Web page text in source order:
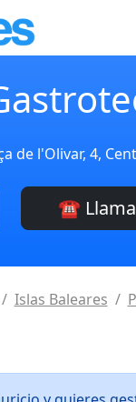
de l'Olivar, 4,
☎️
Islas Baleares